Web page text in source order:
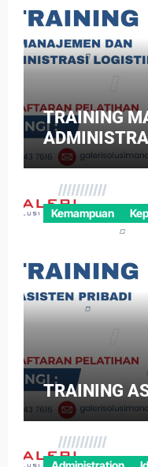
TRAINING
Kemampuan
TRAINING